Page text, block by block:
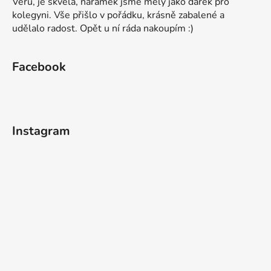
kolegyni. Vše přišlo v pořádku, krásně zabalené a
udělalo radost. Opět u ní ráda nakoupím :)
Facebook
Instagram